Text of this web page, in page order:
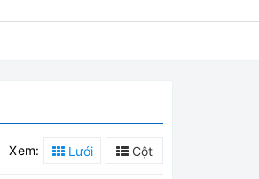
Xem: Lưới Cột